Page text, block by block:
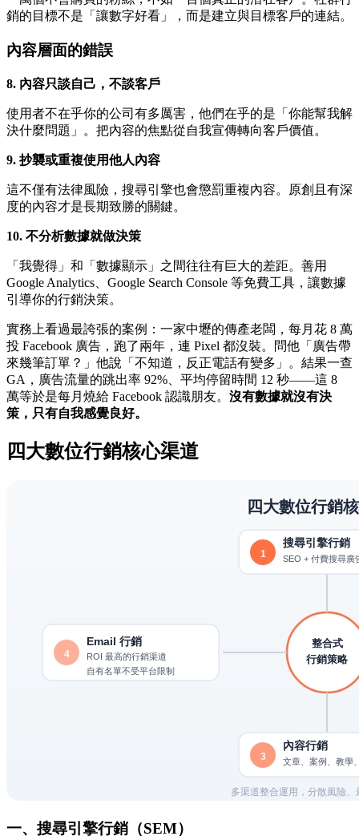
銷的目標不是「讓數字好看」，而是建立與目標客戶的連結。
內容層面的錯誤
8. 內容只談自己，不談客戶
使用者不在乎你的公司有多厲害，他們在乎的是「你能幫我解
決什麼問題」。把內容的焦點從自我宣傳轉向客戶價值。
9. 抄襲或重複使用他人內容
這不僅有法律風險，搜尋引擎也會懲罰重複內容。原創且有深
度的內容才是長期致勝的關鍵。
10. 不分析數據就做決策
「我覺得」和「數據顯示」之間往往有巨大的差距。善用
Google Analytics、Google Search Console 等免費工具，讓數據
引導你的行銷決策。
實務上看過最誇張的案例：一家中壢的傳產老闆，每月花 8 萬
投 Facebook 廣告，跑了兩年，連 Pixel 都沒裝。問他「廣告帶
來幾筆訂單？」他說「不知道，反正電話有變多」。結果一查
GA，廣告流量的跳出率 92%、平均停留時間 12 秒——這 8
萬等於是每月燒給 Facebook 認識朋友。 沒有數據就沒有決
策，只有自我感覺良好。
四大數位行銷核心渠道
一、搜尋引擎行銷（SEM）